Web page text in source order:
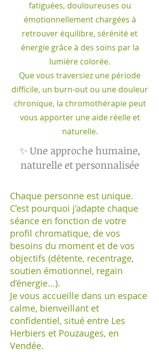
fatiguées, douloureuses ou
émotionnellement chargées à
retrouver équilibre, sérénité et
énergie grâce à des soins par la
lumière colorée.
Que vous traversiez une période
difficile, un burn-out ou une douleur
chronique, la chromothérapie peut
vous apporter une aide réelle et
naturelle.
✨Une approche humaine,
naturelle et personnalisée
Chaque personne est unique.
C’est pourquoi j’adapte chaque
séance en fonction de votre
profil chromatique, de vos
besoins du moment et de vos
objectifs (détente, recentrage,
soutien émotionnel, regain
d’énergie...).
Je vous accueille dans un espace
calme, bienveillant et
confidentiel, situé entre Les
Herbiers et Pouzauges, en
Vendée.